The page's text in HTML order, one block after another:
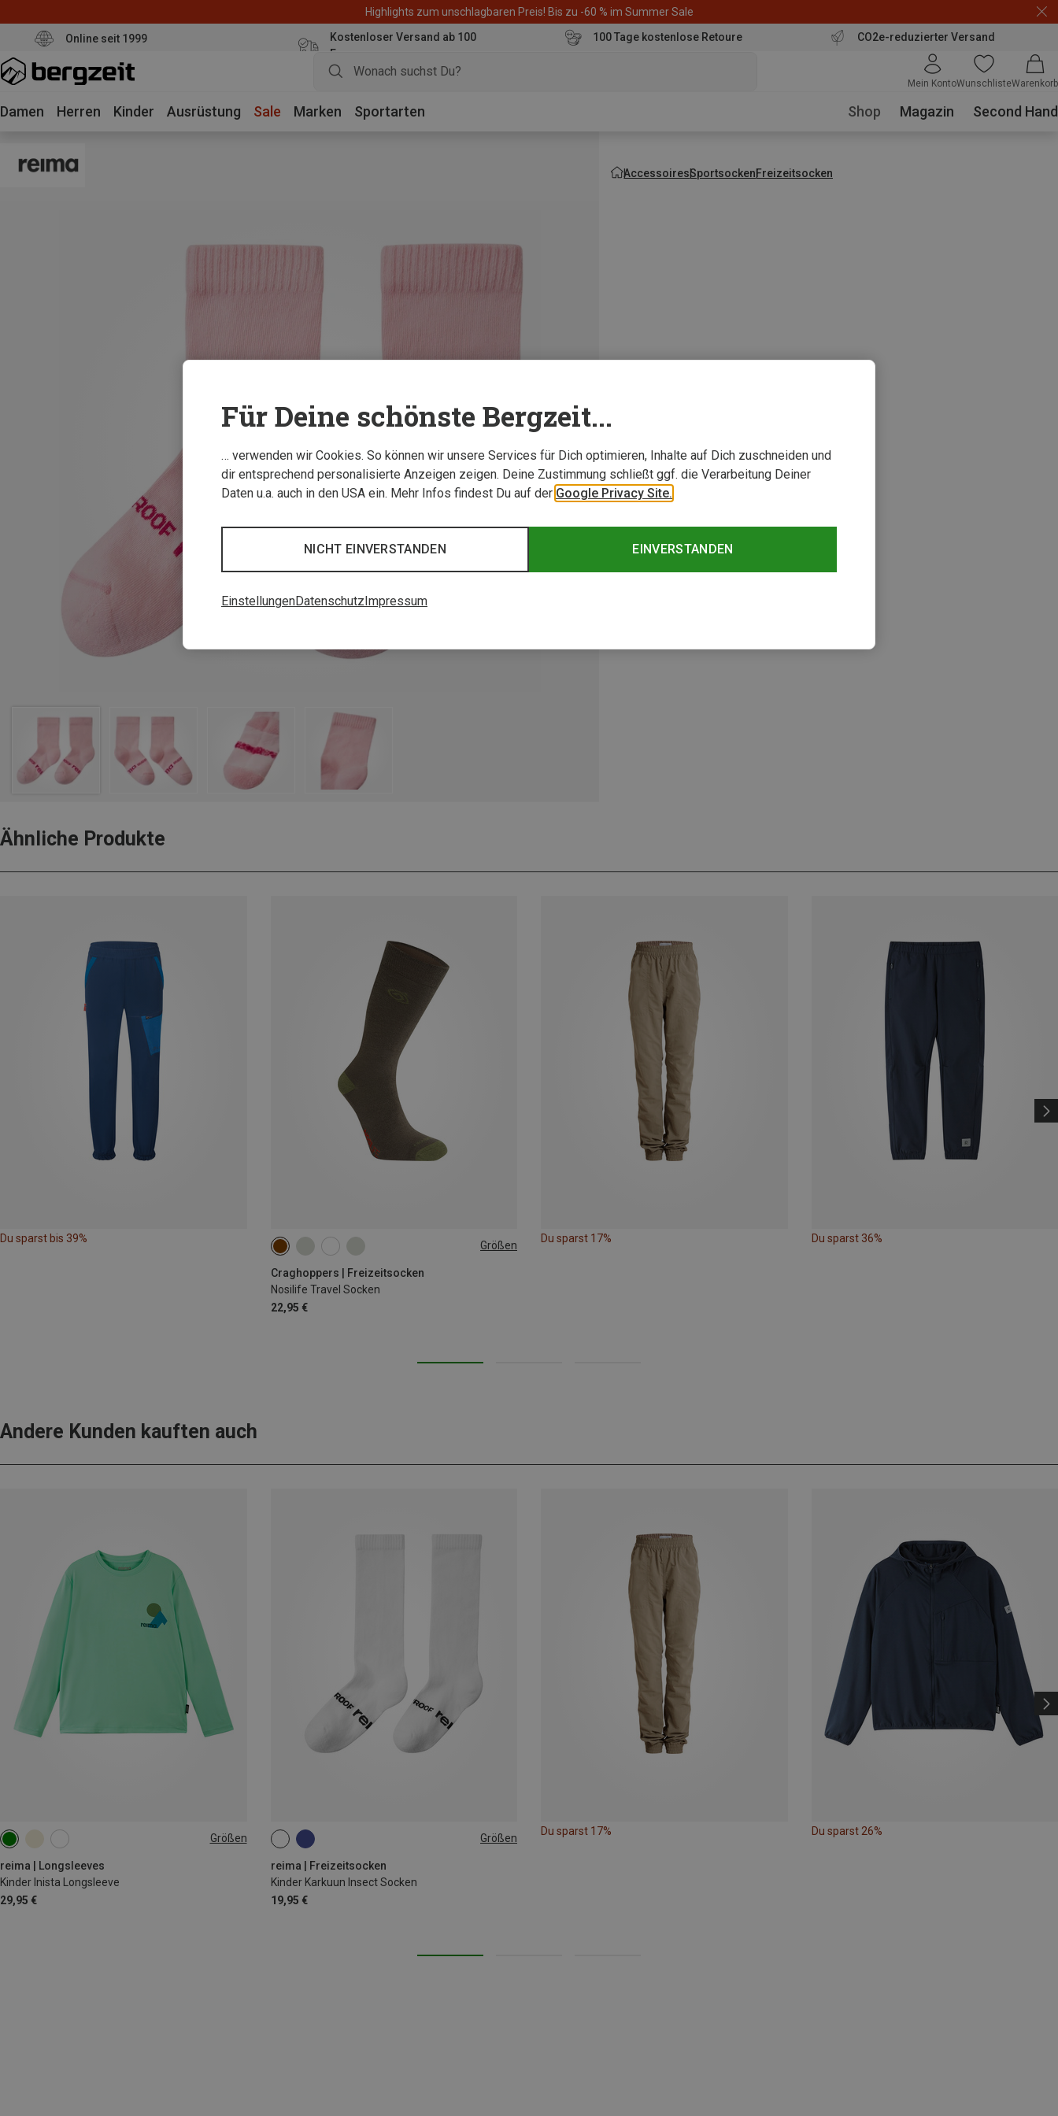
Highlights zum unschlagbaren Preis! Bis zu -60 % im Summer Sale
Online seit 1999
Kostenloser Versand ab 100
Euro
100 Tage kostenlose Retoure CO2e-reduzierter Versand
Mein KontoWunschlisteWarenkorb
Damen Herren Kinder Ausrüstung Sale Marken Sportarten Shop Magazin Second Hand
AccessoiresSportsockenFreizeitsocken
Ähnliche Produkte
Du sparst bis 39%
Größen
Craghoppers | Freizeitsocken
Nosilife Travel Socken
22,95 €
36|37|38 39|40|41|42
Du sparst 17% Du sparst 36%
Andere Kunden kauften auch
Größen
reima | Longsleeves
Kinder Inista Longsleeve
29,95 €
86 92 Größen
reima | Freizeitsocken
Kinder Karkuun Insect Socken
19,95 €
26|27|28|29
Du sparst 17% Du sparst 26%
Für Deine schönste Bergzeit...
… verwenden wir Cookies. So können wir unsere Services für Dich optimieren, Inhalte auf Dich zuschneiden und
dir entsprechend personalisierte Anzeigen zeigen. Deine Zustimmung schließt ggf. die Verarbeitung Deiner
Daten u.a. auch in den USA ein. Mehr Infos findest Du auf der Google Privacy Site.
EINVERSTANDEN
NICHT EINVERSTANDEN
EinstellungenDatenschutz Impressum